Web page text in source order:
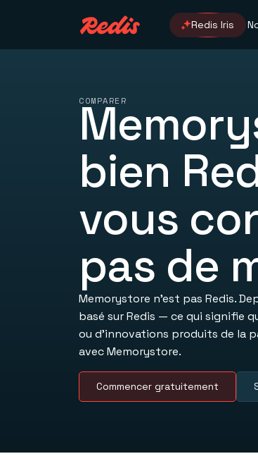
Redis Iris
COMPARER
bien
vous
pas de
Memorystore n’est pas Redis.
basé sur Redis — ce qui signifie
ou d’innovations produits de la
avec Memorystore.
Commencer gratuitement